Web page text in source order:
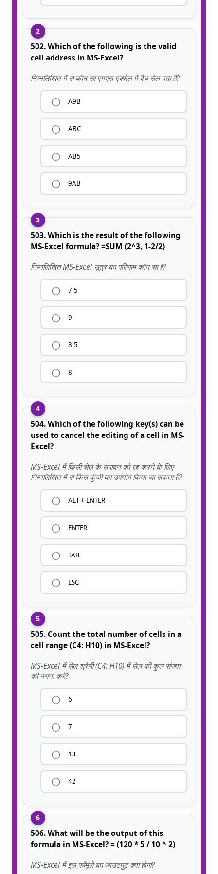
2
502. Which of the following is the valid
cell address in MS-Excel?
निम्नलिखित में से कौन सा एमएस-एक्सेल में वैध सेल पता है?
A9B
ABC
AB5
9AB
3
503. Which is the result of the following
MS-Excel formula? =SUM (2^3, 1-2/2)
निम्नलिखित MS-Excel सूत्र का परिणाम कौन सा है?
7.5
9
8.5
8
4
504. Which of the following key(s) can be
used to cancel the editing of a cell in MS-
Excel?
MS-Excel में किसी सेल के संपादन को रद्द करने के लिए
निम्नलिखित में से किस कुंजी का उपयोग किया जा सकता है?
ALT + ENTER
ENTER
TAB
ESC
5
505. Count the total number of cells in a
cell range (C4: H10) in MS-Excel?
MS-Excel में सेल श्रेणी (C4: H10) में सेल की कुल संख्या
की गणना करें?
6
7
13
42
6
506. What will be the output of this
formula in MS-Excel? = (120 * 5 / 10 ^ 2)
MS-Excel में इस फॉर्मूले का आउटपुट क्या होगा?